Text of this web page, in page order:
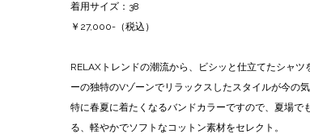
着用サイズ：38
￥27,000-（税込）
RELAXトレンドの潮流から、ビシッと仕立てたシャツ
ーの独特のVゾーンでリラックスしたスタイルが今の気
特に春夏に着たくなるバンドカラーですので、夏場で
る、軽やかでソフトなコットン素材をセレクト。